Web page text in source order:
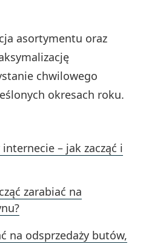
asortymentu oraz
chwilowego
okresach roku.
– jak zacząć i
zarabiać na
na odsprzedaży butów,